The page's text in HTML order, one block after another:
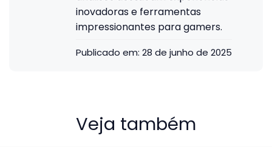
inovadoras e ferramentas
impressionantes para gamers.
Publicado em: 28 de junho de 2025
Veja também